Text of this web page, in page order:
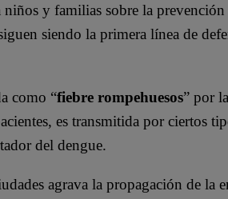
niños y familias sobre la
siendo la primera línea de
como “fiebre rompehuesos” por
es transmitida por ciertos
del dengue.
agrava la propagación de la